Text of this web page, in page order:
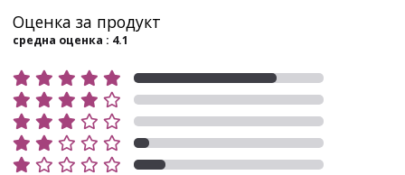
Оценка за продукт
средна оценка : 4.1